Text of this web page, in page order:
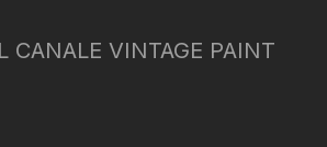
CANALE VINTAGE PAINT